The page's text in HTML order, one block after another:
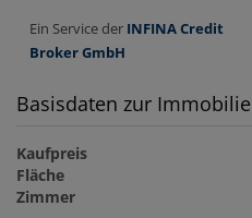
Basisdaten zur Immobilie
Kaufpreis
Fläche
Zimmer